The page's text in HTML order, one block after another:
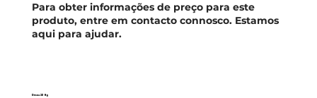
Desna 2P Ng
Para obter informações de preço para este
produto, entre em contacto connosco. Estamos
aqui para ajudar.